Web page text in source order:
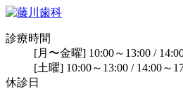
診療時間
[月〜金曜] 10:00～13:00 /
[土曜] 10:00～13:00 / 14:00～
休診日